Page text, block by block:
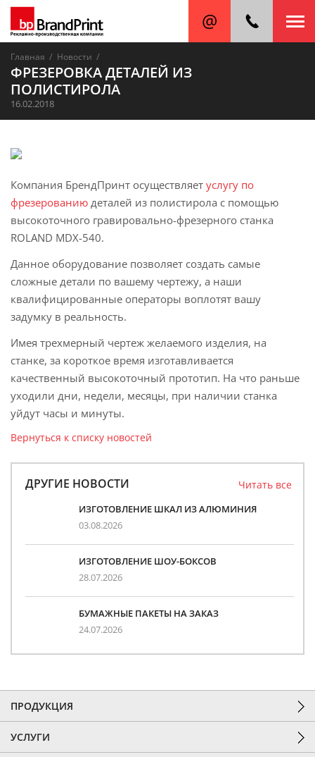
Главная / Новости /
ФРЕЗЕРОВКА ДЕТАЛЕЙ ИЗ
ПОЛИСТИРОЛА
16.02.2018
Компания БрендПринт осуществляет услугу по
фрезерованию деталей из полистирола с помощью
высокоточного гравировально-фрезерного станка
ROLAND MDX-540.
Данное оборудование позволяет создать самые
сложные детали по вашему чертежу, а наши
квалифицированные операторы воплотят вашу
задумку в реальность.
Имея трехмерный чертеж желаемого изделия, на
станке, за короткое время изготавливается
качественный высокоточный прототип. На что раньше
уходили дни, недели, месяцы, при наличии станка
уйдут часы и минуты.
Вернуться к списку новостей
ДРУГИЕ НОВОСТИ Читать все
ИЗГОТОВЛЕНИЕ ШКАЛ ИЗ АЛЮМИНИЯ
03.08.2026
ИЗГОТОВЛЕНИЕ ШОУ-БОКСОВ
28.07.2026
БУМАЖНЫЕ ПАКЕТЫ НА ЗАКАЗ
24.07.2026
ПРОДУКЦИЯ
УСЛУГИ